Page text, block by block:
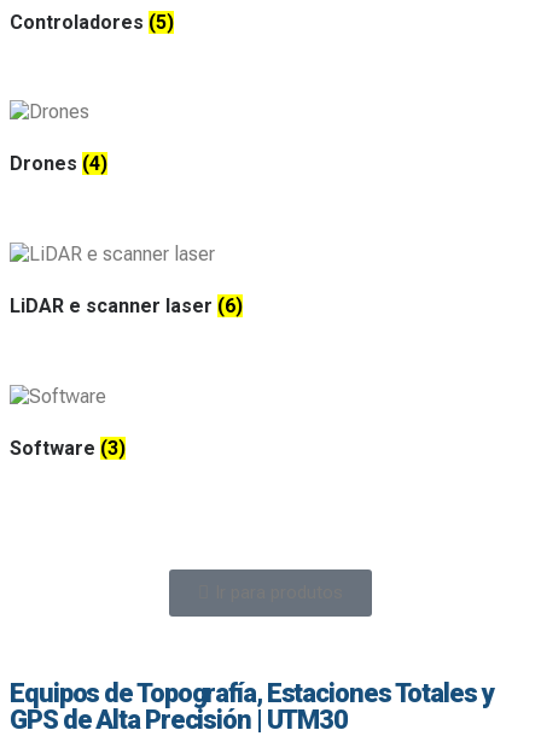
Controladores (5)
Drones (4)
LiDAR e scanner laser (6)
Software (3)
Equipos de Topografía, Estaciones Totales y
GPS de Alta Precisión | UTM30